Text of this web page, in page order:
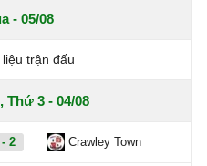
- 05/08
trận đấu
Thứ 3 - 04/08
2 Crawley Town